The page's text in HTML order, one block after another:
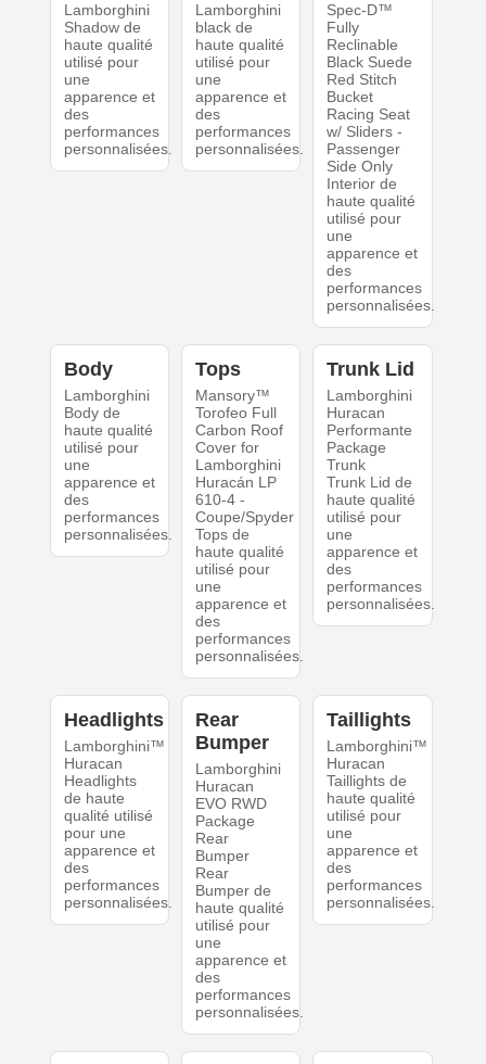
Lamborghini
Shadow de
haute qualité
utilisé pour
une
apparence et
des
performances
personnalisées.
Lamborghini
black de
haute qualité
utilisé pour
une
apparence et
des
performances
personnalisées.
Spec-D™
Fully
Reclinable
Black Suede
Red Stitch
Bucket
Racing Seat
w/ Sliders -
Passenger
Side Only
Interior de
haute qualité
utilisé pour
une
apparence et
des
performances
personnalisées.
Body
Lamborghini
Body de
haute qualité
utilisé pour
une
apparence et
des
performances
personnalisées.
Tops
Mansory™
Torofeo Full
Carbon Roof
Cover for
Lamborghini
Huracán LP
610-4 -
Coupe/Spyder
Tops de
haute qualité
utilisé pour
une
apparence et
des
performances
personnalisées.
Trunk Lid
Lamborghini
Huracan
Performante
Package
Trunk
Trunk Lid de
haute qualité
utilisé pour
une
apparence et
des
performances
personnalisées.
Headlights
Lamborghini™
Huracan
Headlights
de haute
qualité utilisé
pour une
apparence et
des
performances
personnalisées.
Rear
Bumper
Lamborghini
Huracan
EVO RWD
Package
Rear
Bumper
Rear
Bumper de
haute qualité
utilisé pour
une
apparence et
des
performances
personnalisées.
Taillights
Lamborghini™
Huracan
Taillights de
haute qualité
utilisé pour
une
apparence et
des
performances
personnalisées.